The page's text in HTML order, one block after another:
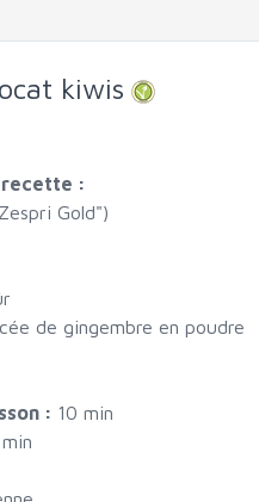
kiwis
recette :
Gold")
de gingembre en poudre
: 10 min
min